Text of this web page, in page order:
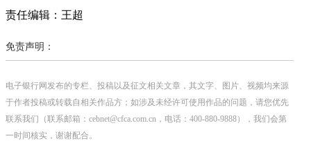
责任编辑：王超
免责声明：
电子银行网发布的专栏、投稿以及征文相关文章，其文字、图片、视频均来源
于作者投稿或转载自相关作品方；如涉及未经许可使用作品的问题，请您优先
联系我们（联系邮箱：cebnet@cfca.com.cn，电话：400-880-9888），我们会第
一时间核实，谢谢配合。